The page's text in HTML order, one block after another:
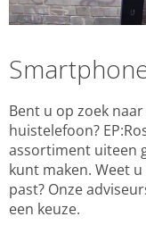
Bent u op zoek
huistelefoon?
assortiment uiteen
kunt maken. Weet
past? Onze
een keuze.